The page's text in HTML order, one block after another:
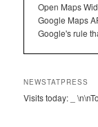
Open Maps
Google Maps
Google's rule
NEWSTATPRESS
Visits today: